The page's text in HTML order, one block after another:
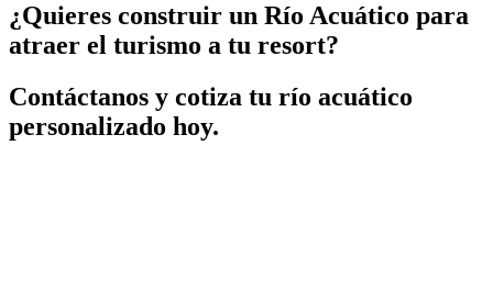
¿Quieres construir un Río Acuático para
atraer el turismo a tu resort?
Contáctanos y cotiza tu río acuático
personalizado hoy.